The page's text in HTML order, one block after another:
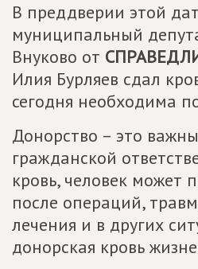
В преддверии этой
муниципальный
Внуково от
Илия Бурляев сдал
сегодня необходима
Донорство – это
гражданской
кровь, человек может
после операций,
лечения и в других
донорская кровь